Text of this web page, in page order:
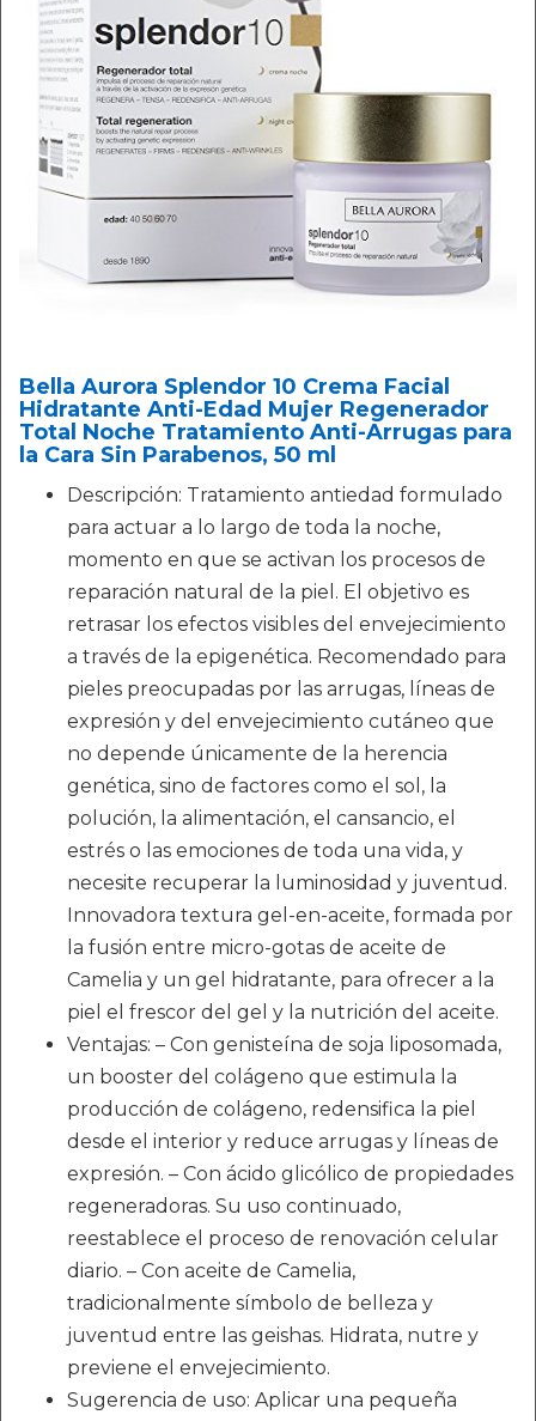
Bella Aurora Splendor 10 Crema Facial
Hidratante Anti-Edad Mujer Regenerador
Total Noche Tratamiento Anti-Arrugas para
la Cara Sin Parabenos, 50 ml
Descripción: Tratamiento antiedad formulado
para actuar a lo largo de toda la noche,
momento en que se activan los procesos de
reparación natural de la piel. El objetivo es
retrasar los efectos visibles del envejecimiento
a través de la epigenética. Recomendado para
pieles preocupadas por las arrugas, líneas de
expresión y del envejecimiento cutáneo que
no depende únicamente de la herencia
genética, sino de factores como el sol, la
polución, la alimentación, el cansancio, el
estrés o las emociones de toda una vida, y
necesite recuperar la luminosidad y juventud.
Innovadora textura gel-en-aceite, formada por
la fusión entre micro-gotas de aceite de
Camelia y un gel hidratante, para ofrecer a la
piel el frescor del gel y la nutrición del aceite.
Ventajas: – Con genisteína de soja liposomada,
un booster del colágeno que estimula la
producción de colágeno, redensifica la piel
desde el interior y reduce arrugas y líneas de
expresión. – Con ácido glicólico de propiedades
regeneradoras. Su uso continuado,
reestablece el proceso de renovación celular
diario. – Con aceite de Camelia,
tradicionalmente símbolo de belleza y
juventud entre las geishas. Hidrata, nutre y
previene el envejecimiento.
Sugerencia de uso: Aplicar una pequeña